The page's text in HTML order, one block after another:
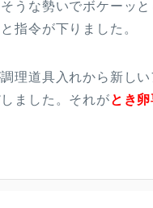
うな勢いでボケーッ
指令が下りました。
理道具入れから新し
ました。それがとき